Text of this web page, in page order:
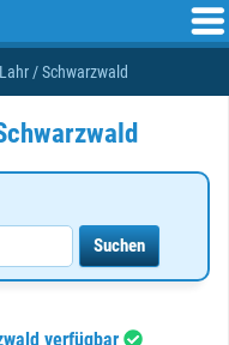
/ Schwarzwald
verfügbar